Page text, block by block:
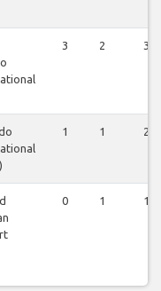
3 2 3
1 1 2
0 1 1